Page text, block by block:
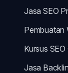
Jasa SEO
Pembuatan
Kursus SEO
Jasa